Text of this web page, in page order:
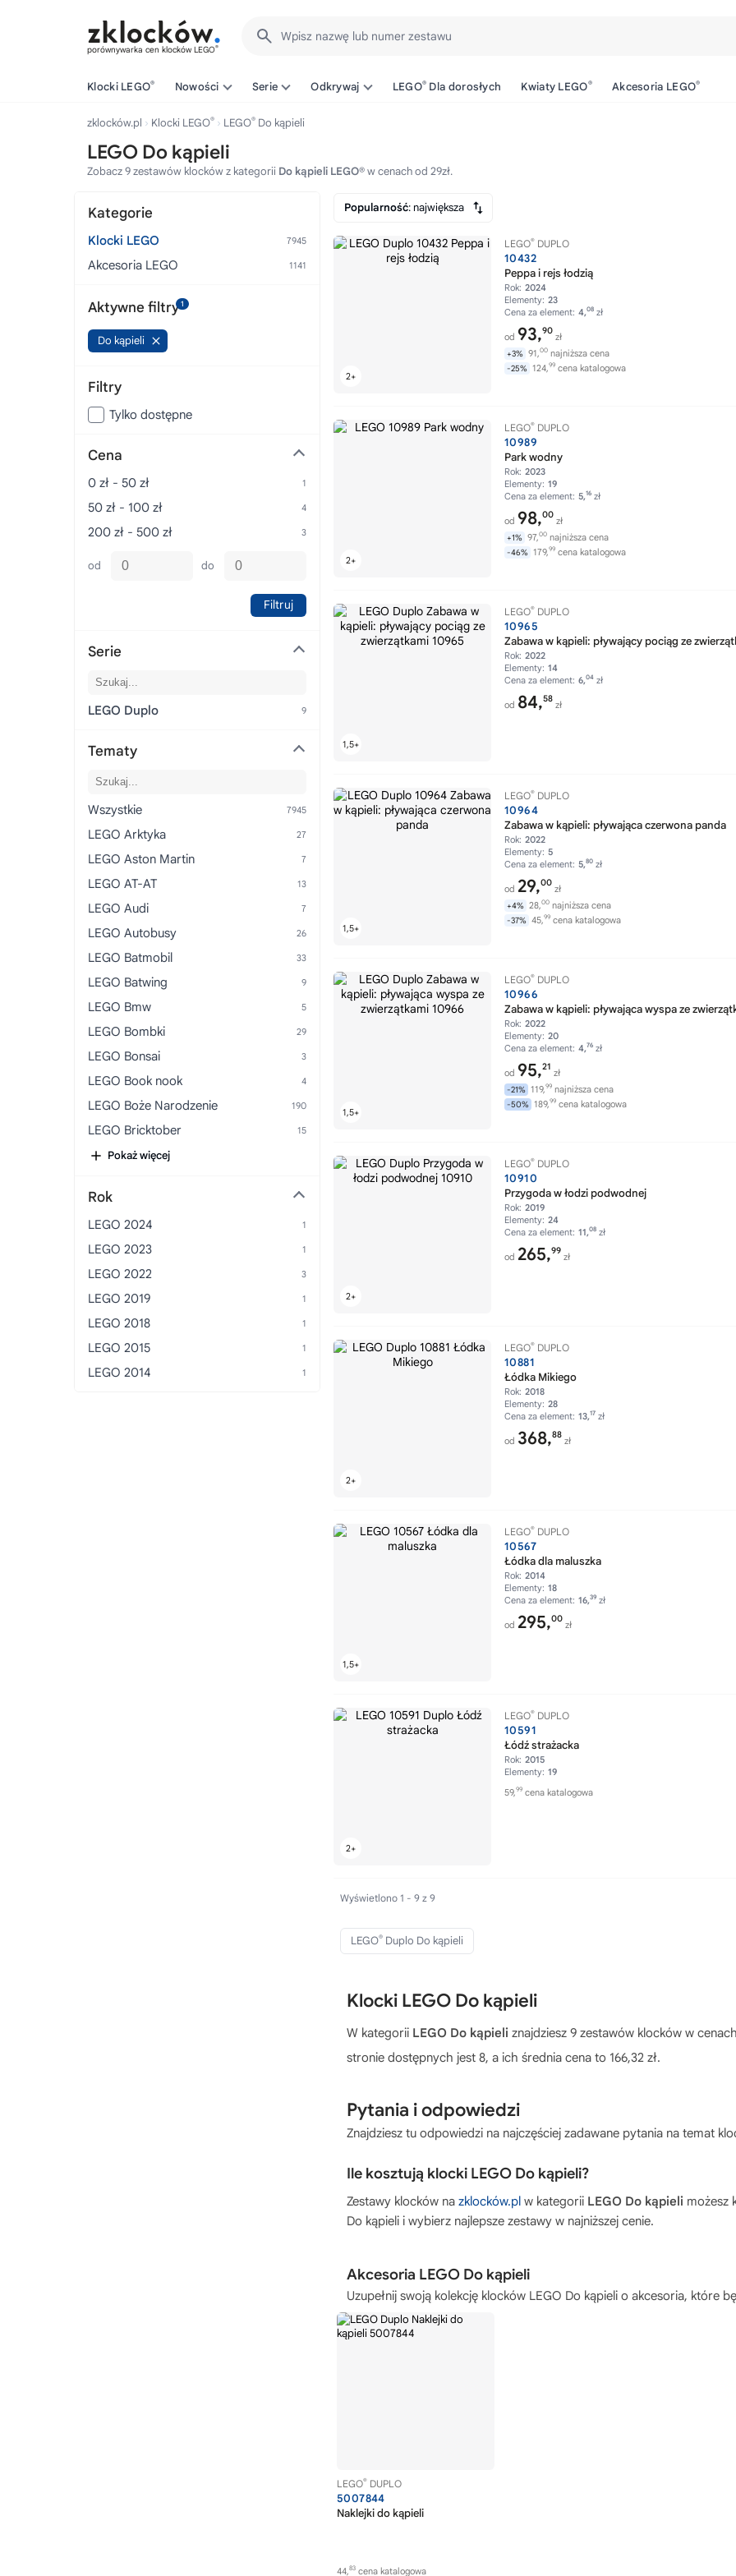
porównywarka cen klocków LEGO®
Wpisz nazwę lub numer zestawu
Klocki LEGO® Nowości Serie Odkrywaj LEGO® Dla dorosłych Kwiaty LEGO® Akcesoria LEGO®
zklocków.pl Klocki LEGO® LEGO® Do kąpieli
LEGO Do kąpieli
Zobacz 9 zestawów klocków z kategorii Do kąpieli LEGO®w cenach od 29zł.
Popularność: największa
LEGO® DUPLO
10432
Peppa i rejs łodzią
Rok: 2024
Elementy: 23
Cena za element: 4,08 zł
od 93,90
zł
+3% 91,00 najniższa cena
-25% 124,99 cena katalogowa
LEGO® DUPLO
10989
Park wodny
Rok: 2023
Elementy: 19
Cena za element: 5,16 zł
od 98,00
zł
+1% 97,00 najniższa cena
-46% 179,99 cena katalogowa
LEGO® DUPLO
10965
Zabawa w kąpieli: pływający pociąg ze
Rok: 2022
Elementy: 14
Cena za element: 6,04 zł
od 84,58
zł
LEGO® DUPLO
10964
Zabawa w kąpieli: pływająca czerwona panda
Rok: 2022
Elementy: 5
Cena za element: 5,80 zł
od 29,00
zł
+4% 28,00 najniższa cena
-37% 45,99 cena katalogowa
LEGO® DUPLO
10966
Zabawa w kąpieli: pływająca wyspa ze
Rok: 2022
Elementy: 20
Cena za element: 4,76 zł
od 95,21
zł
-21% 119,99 najniższa cena
-50% 189,99 cena katalogowa
LEGO® DUPLO
10910
Przygoda w łodzi podwodnej
Rok: 2019
Elementy: 24
Cena za element: 11,08 zł
od 265,99
zł
LEGO® DUPLO
10881
Łódka Mikiego
Rok: 2018
Elementy: 28
Cena za element: 13,17 zł
od 368,88
zł
LEGO® DUPLO
10567
Łódka dla maluszka
Rok: 2014
Elementy: 18
Cena za element: 16,39 zł
od 295,00
zł
LEGO® DUPLO
10591
Łódź strażacka
Rok: 2015
Elementy: 19
59,99 cena katalogowa
Wyświetlono 1 - 9 z 9
LEGO® Duplo Do kąpieli
Klocki LEGO Do kąpieli
W kategorii LEGO Do kąpieli znajdziesz 9 zestawów klocków w
stronie dostępnych jest 8, a ich średnia cena to 166,32 zł.
Pytania i odpowiedzi
Znajdziesz tu odpowiedzi na najczęściej zadawane pytania na temat
Ile kosztują klocki LEGO Do kąpieli?
Zestawy klocków na zklocków.pl w kategorii LEGO Do kąpieli możesz
Do kąpieli i wybierz najlepsze zestawy w najniższej cenie.
Akcesoria LEGO Do kąpieli
Uzupełnij swoją kolekcję klocków LEGO Do kąpieli o akcesoria, które
LEGO® DUPLO
5007844
Naklejki do kąpieli
44,83 cena katalogowa
Kategorie
Klocki LEGO
Akcesoria LEGO
Aktywne filtry1
Do kąpieli
Filtry
Tylko dostępne
Cena
0 zł - 50 zł
50 zł - 100 zł
200 zł - 500 zł
od do
Filtruj
Serie
LEGO Duplo
Tematy
Wszystkie
LEGO Arktyka
LEGO Aston Martin
LEGO AT-AT
LEGO Audi
LEGO Autobusy
LEGO Batmobil
LEGO Batwing
LEGO Bmw
LEGO Bombki
LEGO Bonsai
LEGO Book nook
LEGO Boże Narodzenie
LEGO Bricktober
LEGO Budowa
LEGO Bugatti
LEGO Bugatti Chiron
LEGO Bukiety
LEGO Buty
LEGO Chevrolet
LEGO Chiński Nowy Rok
LEGO Choinki
LEGO Ciężarówki
Pokaż więcej
Rok
LEGO 2024
LEGO 2023
LEGO 2022
LEGO 2019
LEGO 2018
LEGO 2015
LEGO 2014